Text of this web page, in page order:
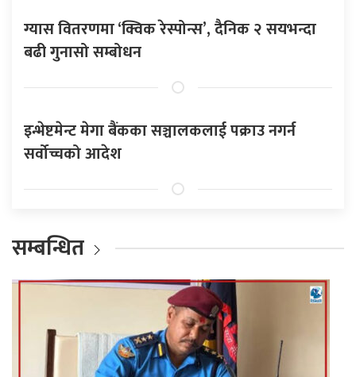
ग्यास वितरणमा ‘क्विक रेस्पोन्स’, दैनिक २ सयभन्दा
बढी गुनासो सम्बोधन
इन्भेष्टमेन्ट मेगा बैंकका सञ्चालकलाई पक्राउ नगर्न
सर्वोच्चको आदेश
सम्बन्धित